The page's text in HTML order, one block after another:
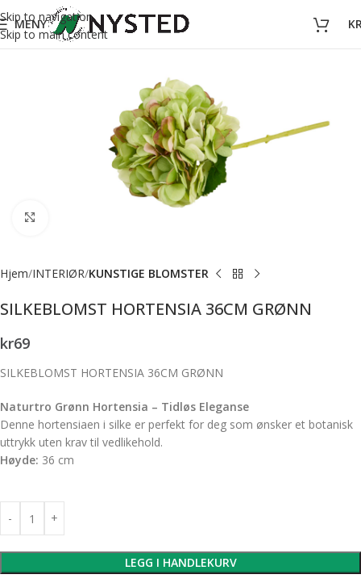
Skip to navigation
Skip to main content
MENY
Hjem INTERIØR KUNSTIGE BLOMSTER
SILKEBLOMST HORTENSIA 36CM GRØNN
kr69
SILKEBLOMST HORTENSIA 36CM GRØNN
Naturtro Grønn Hortensia – Tidløs Eleganse
Denne hortensiaen i silke er perfekt for deg som ønsker et botanisk
uttrykk uten krav til vedlikehold.
Høyde: 36 cm
LEGG I HANDLEKURV